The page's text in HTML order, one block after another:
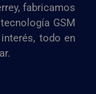
fabricamos
GSM
todo en